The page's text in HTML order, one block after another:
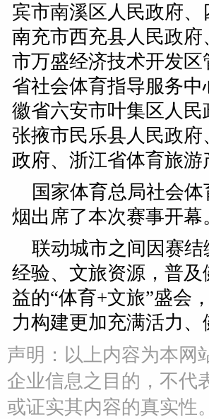
宾市南溪区人民政府
南充市西充县人民政
市万盛经济技术开发
省社会体育指导服务
徽省六安市叶集区人
张掖市民乐县人民政
政府、浙江省体育旅
国家体育总局社会
烟出席了本次赛事开幕
联动城市之间因赛
经验、文旅资源，普
益的“体育+文旅”盛会
力构建更加充满活力
声明：以上内容为本网
企业信息之目的，不代
或证实其内容的真实性